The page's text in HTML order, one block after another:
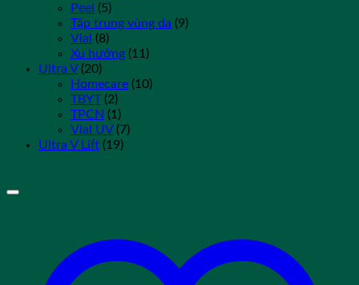
Peel (5)
Tập trung vùng da (9)
Vial
(8)
Xu hướng (11)
Ultra V (20)
Homecare (10)
TBYT (2)
TPCN (1)
Vial UV (7)
Ultra V Lift (19)